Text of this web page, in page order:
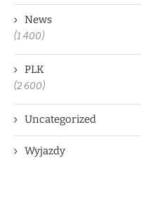
News
(1 400)
PLK
(2 600)
Uncategorized
Wyjazdy